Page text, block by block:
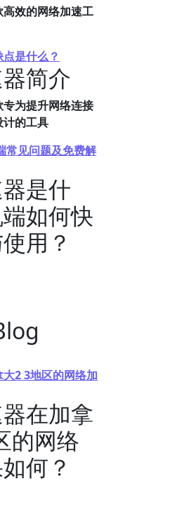
效的网络加速工
是什么？
简介
为提升网络连接
计的工具
常见问题及免费解
是什
如何快
用？
2 3地区的网络加
在加拿
的网络
何？